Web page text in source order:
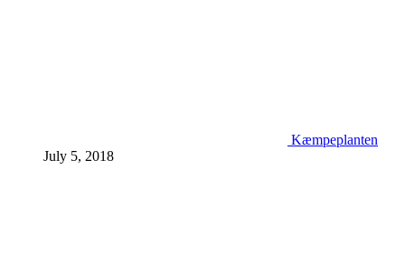
Kæmpeplanten
July 5, 2018